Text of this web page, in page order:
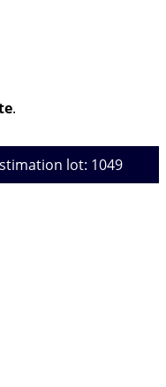
.
lot: 1049